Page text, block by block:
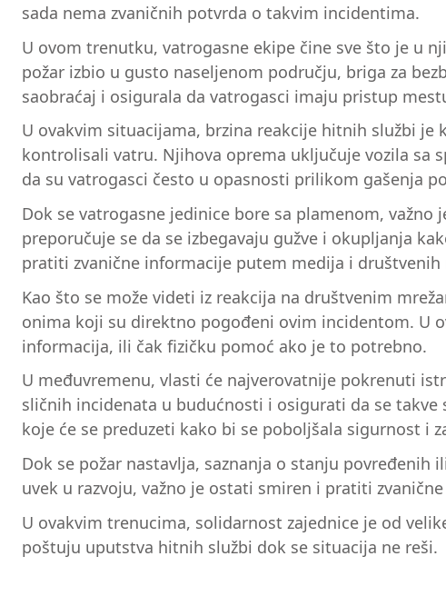
sada nema zvaničnih potvrda o takvim incidentima.
U ovom trenutku, vatrogasne ekipe čine sve što je u
požar izbio u gusto naseljenom području, briga za
saobraćaj i osigurala da vatrogasci imaju pristup
U ovakvim situacijama, brzina reakcije hitnih službi je
kontrolisali vatru. Njihova oprema uključuje vozila sa
da su vatrogasci često u opasnosti prilikom gašenja
Dok se vatrogasne jedinice bore sa plamenom,
preporučuje se da se izbegavaju gužve i okupljanja
pratiti zvanične informacije putem medija i
Kao što se može videti iz reakcija na društvenim
onima koji su direktno pogođeni ovim incidentom. U
informacija, ili čak fizičku pomoć ako je to potrebno.
U međuvremenu, vlasti će najverovatnije pokrenuti
sličnih incidenata u budućnosti i osigurati da se
koje će se preduzeti kako bi se poboljšala sigurnost i
Dok se požar nastavlja, saznanja o stanju
uvek u razvoju, važno je ostati smiren i pratiti
U ovakvim trenucima, solidarnost zajednice je od
poštuju uputstva hitnih službi dok se situacija ne reši.